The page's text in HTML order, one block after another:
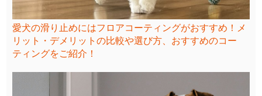
愛犬の滑り止めにはフロアコーティングがおすすめ！メ
リット・デメリットの比較や選び方、おすすめのコー
ティングをご紹介！